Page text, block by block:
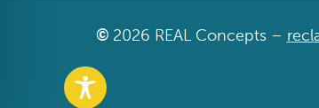
© 2026 REAL Concepts –